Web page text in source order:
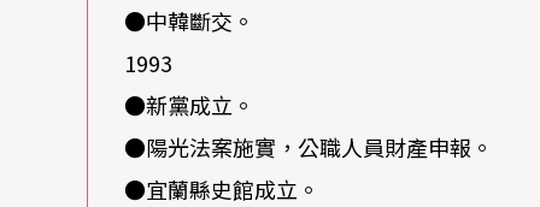
討論台灣原住民五十年來的發展，有一個重要
原住民的觀點？還是用漢族的觀點？因爲角度
者自己的定位是：以兼顧二者的方式，來探討
問題。這項工作不一定能做的很好，但是筆者
●中韓斷交。
1993
●新黨成立。
●陽光法案施實，公職人員財產申報。
●宜蘭縣史館成立。